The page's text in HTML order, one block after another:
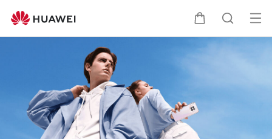
Warenkorb
Suche